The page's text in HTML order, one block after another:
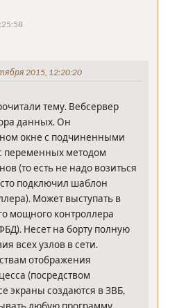
2015, 12:20:20
тему. Вебсервер
данных. Он
окне с подчиненными
переменных методом
(то есть не надо возиться
подключил шаблон
Может выступать в
мощного контроллера
Несет на борту полную
всех узлов в сети.
отображения
(посредством
экраны создаются в ЗВБ,